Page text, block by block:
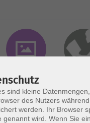
Kunst &
Kreatives
sind kleine
des Nutzers
werden. Ihr Browser
genannt wird. Wenn Sie